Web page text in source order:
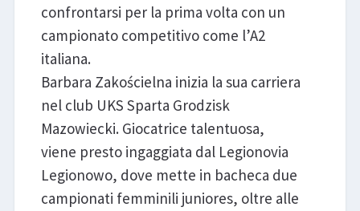
confrontarsi per la prima volta con un
campionato competitivo come l’A2
italiana.
Barbara Zakościelna inizia la sua carriera
nel club UKS Sparta Grodzisk
Mazowiecki. Giocatrice talentuosa,
viene presto ingaggiata dal Legionovia
Legionowo, dove mette in bacheca due
campionati femminili juniores, oltre alle